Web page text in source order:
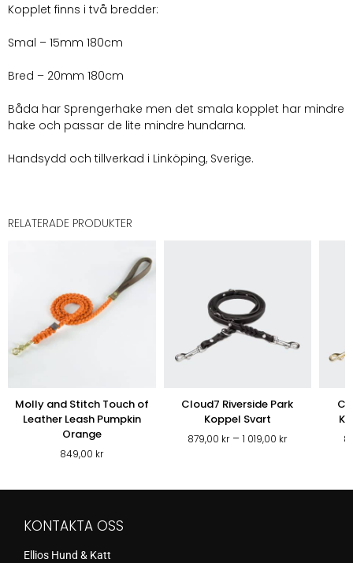
Kopplet finns i två bredder:
Smal – 15mm 180cm
Bred – 20mm 180cm
Båda har Sprengerhake men det smala kopplet har mindre
hake och passar de lite mindre hundarna.
Handsydd och tillverkad i Linköping, Sverige.
RELATERADE PRODUKTER
Molly and Stitch Touch of
Leather Leash Pumpkin
Orange
849,00 kr
Cloud7 Riverside Park
Koppel Svart
879,00 kr – 1 019,00 krPrisintervall:
1
KONTAKTA OSS
Ellios Hund & Katt